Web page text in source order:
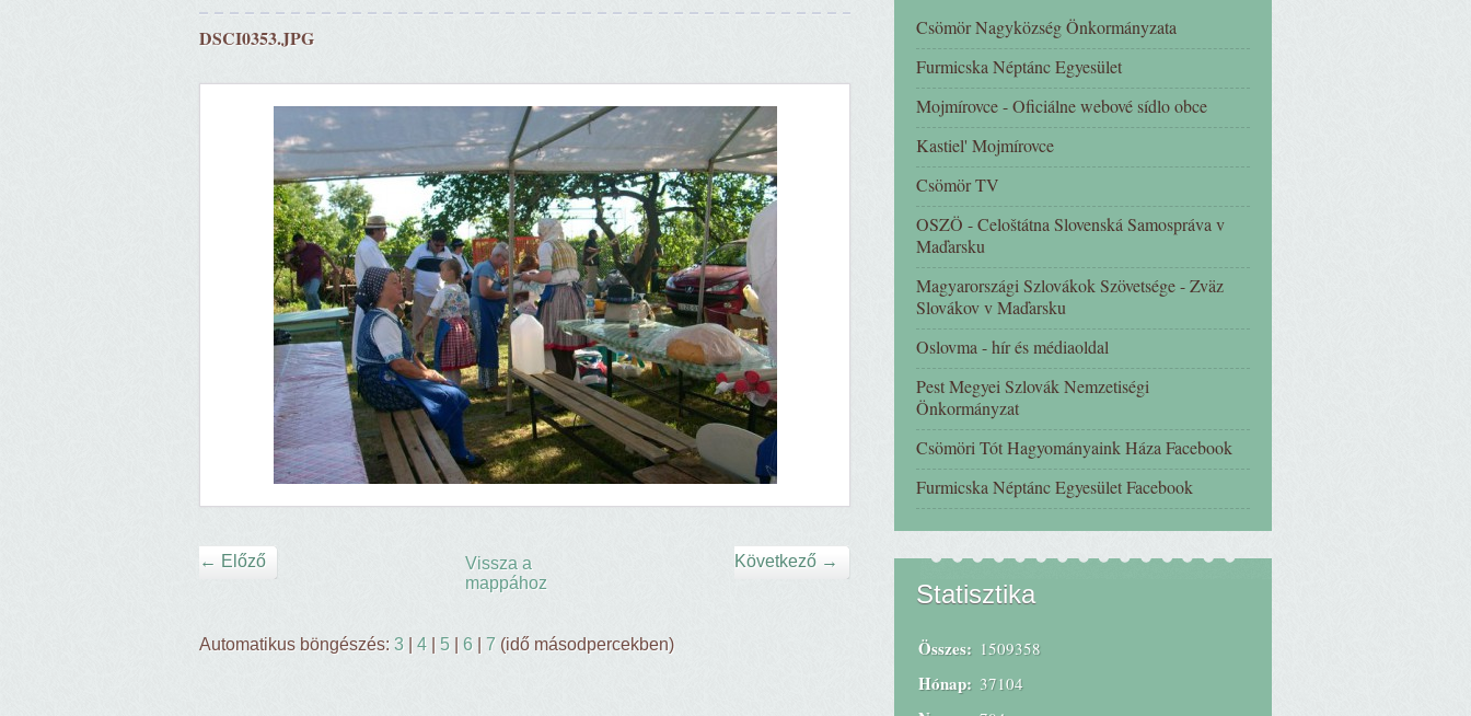
DSCI0353.JPG
← Előző Következő →
Vissza a
mappához
Automatikus böngészés: 3 4 5 6 7 (idő másodpercekben)
Csömör Nagyközség Önkormányzata
Furmicska Néptánc Egyesület
Mojmírovce - Oficiálne webové sídlo obce
Kastiel' Mojmírovce
Csömör TV
OSZÖ - Celoštátna Slovenská Samospráva v
Maďarsku
Magyarországi Szlovákok Szövetsége - Zväz
Slovákov v Maďarsku
Oslovma - hír és médiaoldal
Pest Megyei Szlovák Nemzetiségi
Önkormányzat
Csömöri Tót Hagyományaink Háza Facebook
Furmicska Néptánc Egyesület Facebook
Statisztika
Összes: 1509358
Hónap: 37104